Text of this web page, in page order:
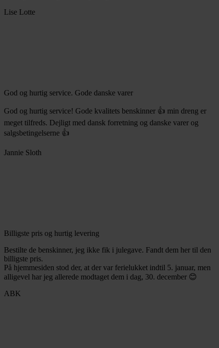
Lise Lotte
God og hurtig service. Gode danske varer
God og hurtig service! Gode kvalitets benskinner 👍 min dreng er
meget tilfreds. Dejligt med dansk forretning og danske varer og
salgsbetingelserne 👍
Jannie Sloth
Billigste pris og hurtig levering
Bestilte de benskinner, jeg ikke fik i julegave. Fandt dem her til den
billigste pris.
På hjemmesiden stod der, at der var ferielukket indtil 5. januar, men
alligevel har jeg allerede modtaget dem i dag, 30. december 😊
ABK